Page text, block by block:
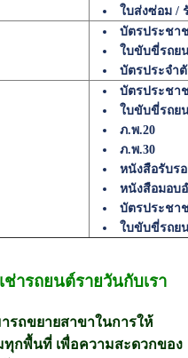
ใบส่งซ่อม /
บัตรประชา
ใบขับขี่รถย
บัตรประจำ
บัตรประชา
ใบขับขี่รถย
ภ.พ.20
ภ.พ.30
หนังสือรับร
หนังสือมอบ
บัตรประชา
ใบขับขี่รถย
ช่ารถยนต์รายวันกับเรา
รถขยายสาขาในการให้
กพื้นที่ เพื่อความสะดวกของ